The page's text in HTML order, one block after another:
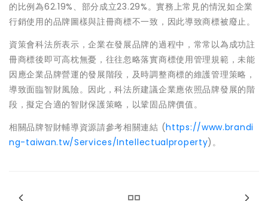
的比例為62.19%、部分成立23.29%。實務上常見的情況如企業
行銷使用的品牌圖樣與註冊商標不一致，因此導致商標被廢止。
資策會科法所表示，企業在發展品牌的過程中，常常以為成功註
冊商標後即可高枕無憂，往往忽略落實商標使用管理規範，未能
因應企業品牌營運的發展階段，及時調整商標的維護管理策略，
導致面臨智財風險。因此，科法所建議企業應依照品牌發展的階
段，擬定合適的智財保護策略，以鞏固品牌價值。
相關品牌智財輔導資源請參考相關連結 (https://www.brandi
ng-taiwan.tw/Services/Intellectualproperty)。